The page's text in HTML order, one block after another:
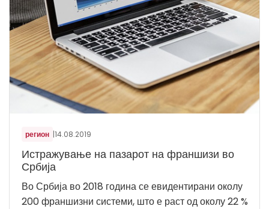
регион |14.08.2019
Истражување на пазарот на франшизи во
Србија
Во Србија во 2018 година се евидентирани околу
200 франшизни системи, што е раст од околу 22 %